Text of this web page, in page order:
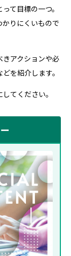
て目標の一つ。
りにくいもので
アクションや必
を紹介します。
てください。